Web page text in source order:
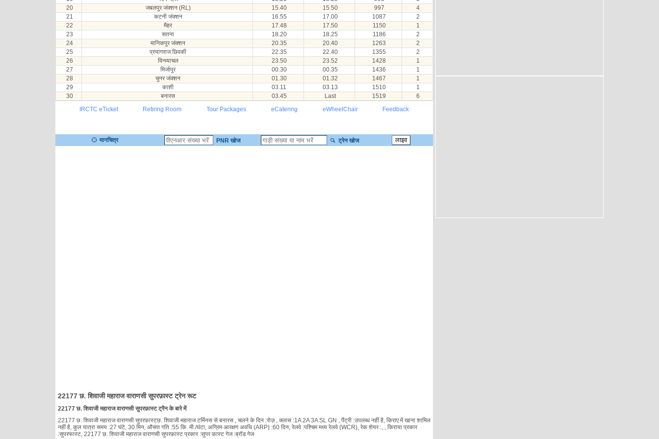
20
जबलपुर जंक्शन (RL) 15.40 15.50 997
4
21
कटनी जंक्शन 16.55 17.00 1087
2
22
मैहर 17.48 17.50 1150
1
23
सतना 18.20 18.25 1186
2
24
मानिकपुर जंक्शन 20.35 20.40 1263
2
25
प्रयागराज छिवकी 22.35 22.40 1355
2
26
विन्ध्याचल 23.50 23.52 1428
1
27
मिर्जापुर 00.30 00.35 1436
1
28
चुनर जंक्शन 01.30 01.32 1467
1
29
काशी 03.11 03.13 1510
1
30
बनारस 03.45 Last 1519
6
IRCTC eTicket
Retiring Room Tour Packages eCatering eWheelChair Feedback
मानचित्र PNR खोज ट्रेन खोज
22177 छ. शिवाजी महाराज वाराणसी सुपरफ़ास्ट ट्रेन रूट
22177 छ. शिवाजी महाराज वाराणसी सुपरफ़ास्ट ट्रैन के बारे में
22177 छ. शिवाजी महाराज वाराणसी सुपरफ़ास्टछ. शिवाजी महाराज टर्मिनस से बनारस , चलने के दिन :रोज़ , क्लास :1A 2A 3A SL GN , पैंट्री :उपलब्ध नहीं है, किराए में खाना शामिल
नहीं है, कुल यात्रा समय :27 घंटे, 30 मिन, औसत गति :55 कि. मी./घंटा, अग्रिम आरक्षण अवधि (ARP) :60 दिन, रेलवे :पश्चिम मध्य रेलवे (WCR), रेक शेयर : , , किराया प्रकार
:सुपरफास्ट, 22177 छ. शिवाजी महाराज वाराणसी सुपरफ़ास्ट प्रकार :सुपर फ़ास्ट गेज :ब्रॉड गेज